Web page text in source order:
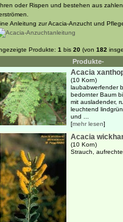
oder Rispen und bestehen aus
Anleitung zur Acacia-Anzucht und
Produkte: 1 bis 20 (von 182
Produkte-
Acacia
(10 Korn)
laubabwerfender
bedornter Baum
mit ausladender,
leuchtend
und ...
[mehr lesen]
Acacia
(10 Korn)
Strauch,